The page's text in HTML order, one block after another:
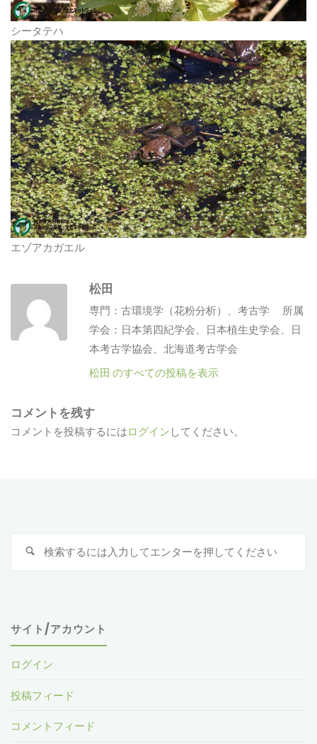
シータテハ
エゾアカガエル
松田
専門：古環境学（花粉分析）、考古学 所属
学会：日本第四紀学会、日本植生史学会、日
本考古学協会、北海道考古学会
松田 のすべての投稿を表示
コメントを残す
コメントを投稿するにはログイン してください。
サイト/アカウント
ログイン
投稿フィード
コメントフィード